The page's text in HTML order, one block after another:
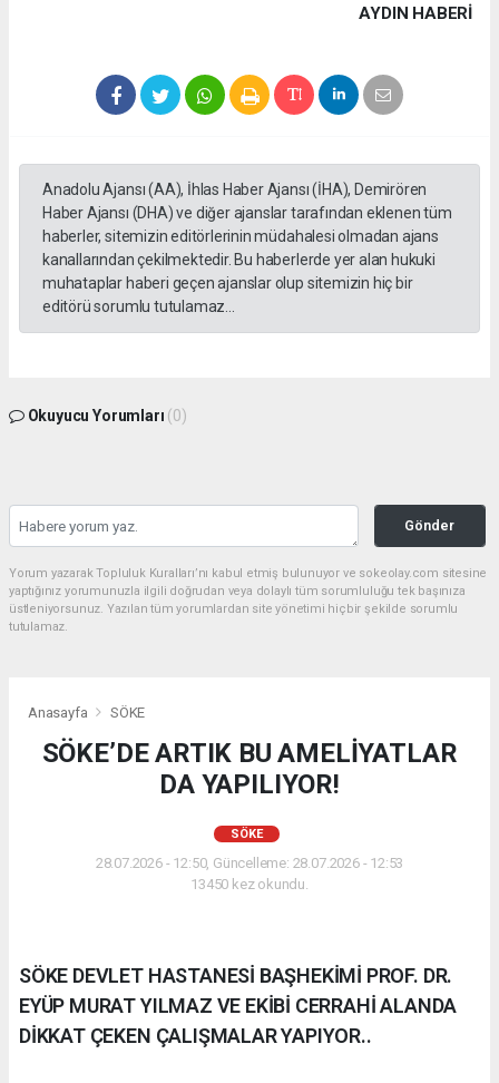
AYDIN HABERİ
Anadolu Ajansı (AA), İhlas Haber Ajansı (İHA), Demirören
Haber Ajansı (DHA) ve diğer ajanslar tarafından eklenen tüm
haberler, sitemizin editörlerinin müdahalesi olmadan ajans
kanallarından çekilmektedir. Bu haberlerde yer alan hukuki
muhataplar haberi geçen ajanslar olup sitemizin hiç bir
editörü sorumlu tutulamaz...
Okuyucu Yorumları (0)
Gönder
Yorum yazarak Topluluk Kuralları’nı kabul etmiş bulunuyor ve sokeolay.com sitesine
yaptığınız yorumunuzla ilgili doğrudan veya dolaylı tüm sorumluluğu tek başınıza
üstleniyorsunuz. Yazılan tüm yorumlardan site yönetimi hiçbir şekilde sorumlu
tutulamaz.
Anasayfa SÖKE
SÖKE’DE ARTIK BU AMELİYATLAR
DA YAPILIYOR!
SÖKE
28.07.2026 - 12:50, Güncelleme: 28.07.2026 - 12:53
13450 kez okundu.
SÖKE DEVLET HASTANESİ BAŞHEKİMİ PROF. DR.
EYÜP MURAT YILMAZ VE EKİBİ CERRAHİ ALANDA
DİKKAT ÇEKEN ÇALIŞMALAR YAPIYOR..